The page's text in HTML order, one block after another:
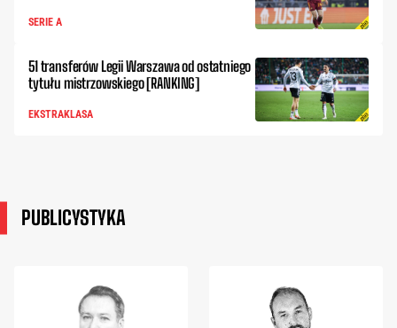
SERIE A
51 transferów Legii Warszawa od ostatniego
tytułu mistrzowskiego [RANKING]
EKSTRAKLASA
PUBLICYSTYKA